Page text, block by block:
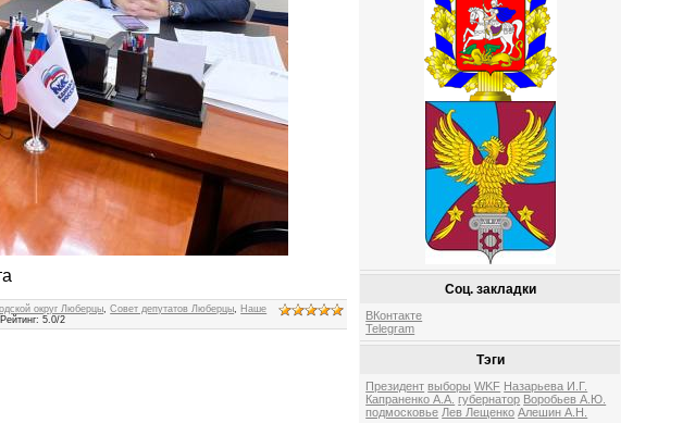
округ Люберцы ,Совет депутатов Люберцы
Наше
Рейтинг:5.0/2
Соц. закладки
ВКонтакте
Telegram
Тэги
Президент выборы WKF Назарьева И.Г.
Капраненко А.А. губернатор Воробьев А.Ю.
подмосковье Лев Лещенко Алешин А.Н.